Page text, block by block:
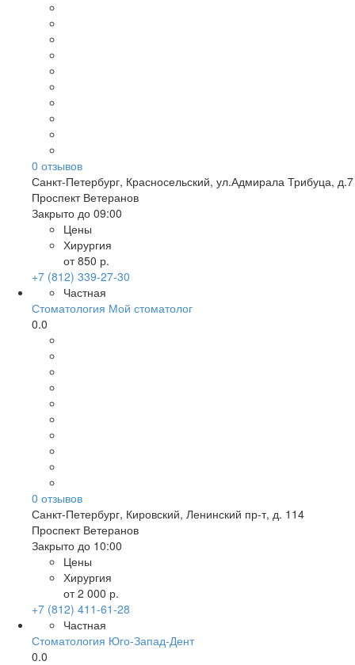
0 отзывов
Санкт-Петербург, Красносельский, ул.Адмирала Трибуца, д.7
Проспект Ветеранов
Закрыто до 09:00
Цены
Хирургия
от 850 р.
+7 (812) 339-27-30
Частная
Стоматология Мой стоматолог
0.0
0 отзывов
Санкт-Петербург, Кировский, Ленинский пр-т, д. 114
Проспект Ветеранов
Закрыто до 10:00
Цены
Хирургия
от 2 000 р.
+7 (812) 411-61-28
Частная
Стоматология Юго-Запад-Дент
0.0